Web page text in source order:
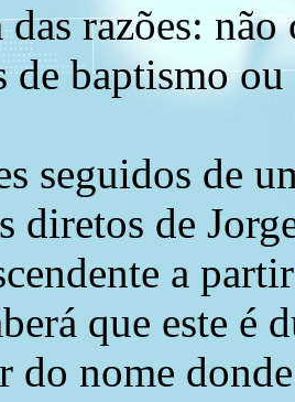
das razões:
de baptismo
seguidos de
diretos de
a
que este é
do nome